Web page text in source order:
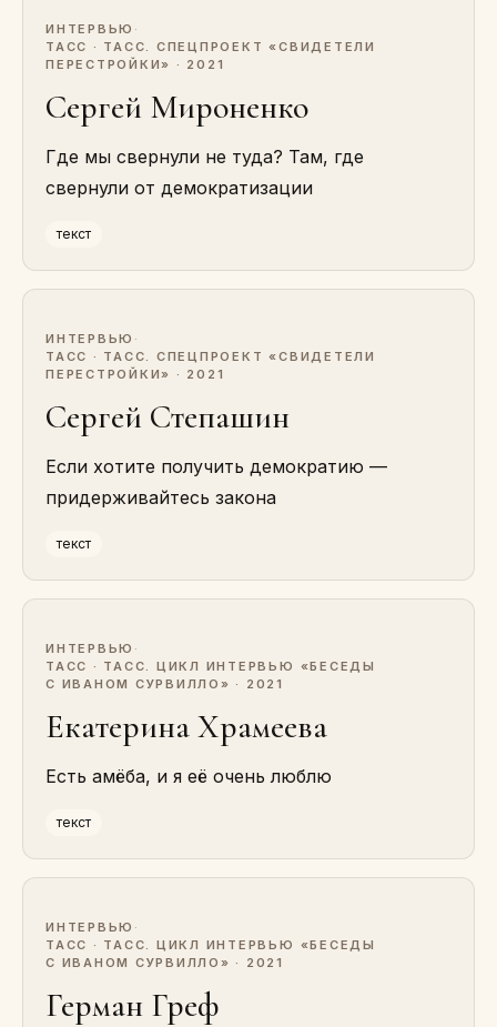
ИНТЕРВЬЮ ·
ТАСС · ТАСС. СПЕЦПРОЕКТ «СВИДЕТЕЛИ
ПЕРЕСТРОЙКИ» · 2021
Сергей Мироненко
Где мы свернули не туда? Там, где
свернули от демократизации
текст
ИНТЕРВЬЮ ·
ТАСС · ТАСС. СПЕЦПРОЕКТ «СВИДЕТЕЛИ
ПЕРЕСТРОЙКИ» · 2021
Сергей Степашин
Если хотите получить демократию —
придерживайтесь закона
текст
ИНТЕРВЬЮ ·
ТАСС · ТАСС. ЦИКЛ ИНТЕРВЬЮ «БЕСЕДЫ
С ИВАНОМ СУРВИЛЛО» · 2021
Екатерина Храмеева
Есть амёба, и я её очень люблю
текст
ИНТЕРВЬЮ ·
ТАСС · ТАСС. ЦИКЛ ИНТЕРВЬЮ «БЕСЕДЫ
С ИВАНОМ СУРВИЛЛО» · 2021
Герман Греф